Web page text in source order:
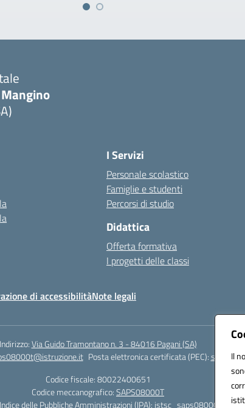
Il
I Servizi
Personale scolastico
Famiglie e studenti
Percorsi di studio
Didattica
Offerta formativa
I progetti delle classi
di accessibilitàNote legali
Indirizzo:Via Guido Tramontano n. 3 - 84016 Pagani (SA)
Posta elettronica certificata (PEC):
Codice fiscale: 80022400651
Codice meccanografico:SAPS08000T
delle Pubbliche Amministrazioni (IPA): istsc_saps08000t